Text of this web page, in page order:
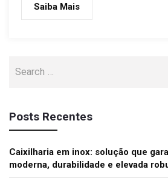
Saiba Mais
Posts Recentes
Caixilharia em inox: solução que
moderna, durabilidade e elevada